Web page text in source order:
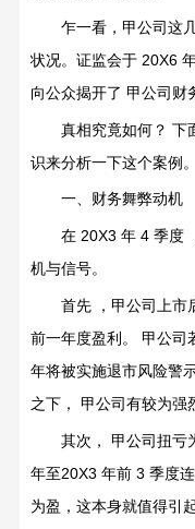
乍一看，甲公司这
状况。证监会于20X6
向公众揭开了 甲公司财
真相究竟如何？ 下
识来分析一下这个案例。
一、财务舞弊动机
在20X3 年4 季度
机与信号。
首先
，甲公司上
前一年度盈利。
甲公司
年将被实施退市风险警
之下，
甲公司有较为强
其次， 甲公司扭亏
年至20X3 年前3 季度
为盈，这本身就值得引